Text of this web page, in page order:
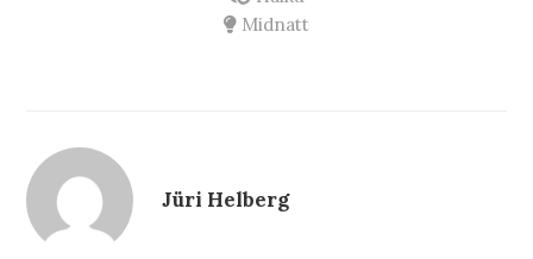
Midnatt
Jüri Helberg